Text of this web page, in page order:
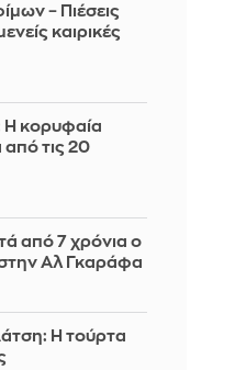
– Πιέσεις
καιρικές
Η κορυφαία
από τις 20
από 7 χρόνια ο
στην Αλ Γκαράφα
Η τούρτα